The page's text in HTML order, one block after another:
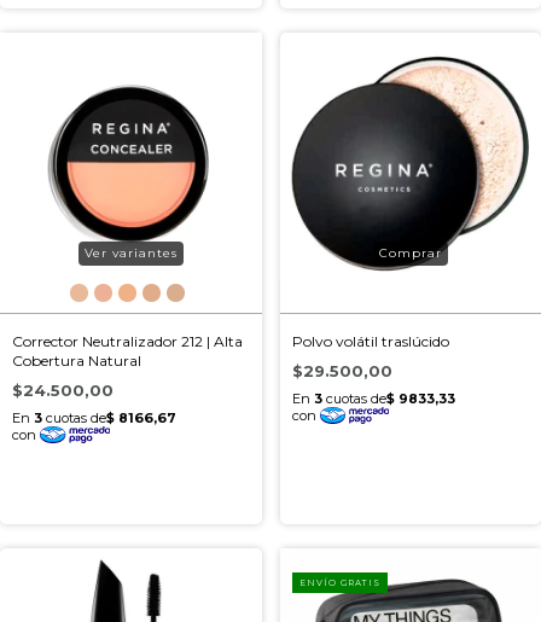
Corrector Neutralizador 212 | Alta
Cobertura Natural
$24.500,00
Ver variantes
Polvo volátil traslúcido
$29.500,00
ENVÍO GRATIS